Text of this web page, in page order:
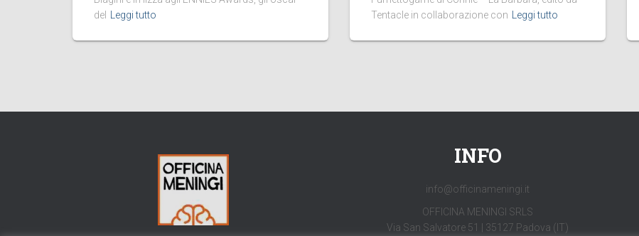
del
Leggi tutto
Tentacle in collaborazione con
Leggi tutto
INFO
info@officinameningi.it
OFFICINA MENINGI SRLS
Via San Salvatore 51 | 35127 Padova (IT)